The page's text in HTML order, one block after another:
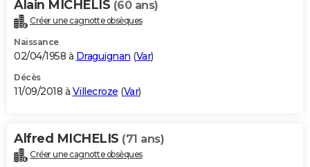
Alain MICHELIS (60 ans)
Créer une cagnotte obsèques
Naissance
02/04/1958 à Draguignan (Var)
Décès
11/09/2018 à Villecroze (Var)
Alfred MICHELIS (71 ans)
Créer une cagnotte obsèques